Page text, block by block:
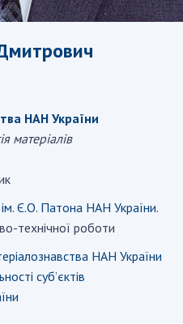
України
України
України
діяльність
власності та
установах
національне
НАН України
матеріалів
Є.О. Патона НАН України.
технічної роботи
НАН України
суб’єктів